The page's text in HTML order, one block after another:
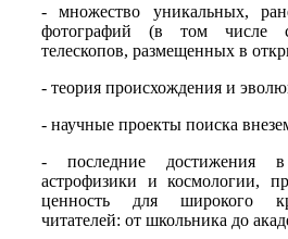
- множество уникальных,
фотографий (в том числе
телескопов, размещенных в
- теория происхождения и
- научные проекты поиска
- последние достижения в
астрофизики и космологии,
ценность для широкого
читателей: от школьника до